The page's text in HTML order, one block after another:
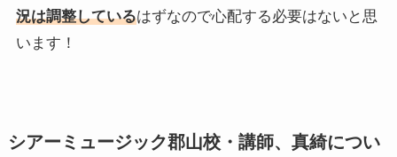
況は調整しているはずなので心配する必要はないと思
います！
シアーミュージック郡山校・講師、真綺につい